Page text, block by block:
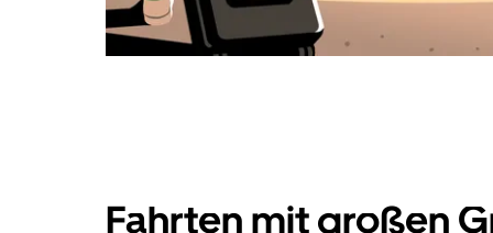
Fahrten mit großen